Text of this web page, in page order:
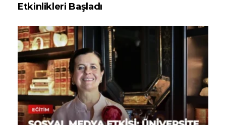
Etkinlikleri Başladı